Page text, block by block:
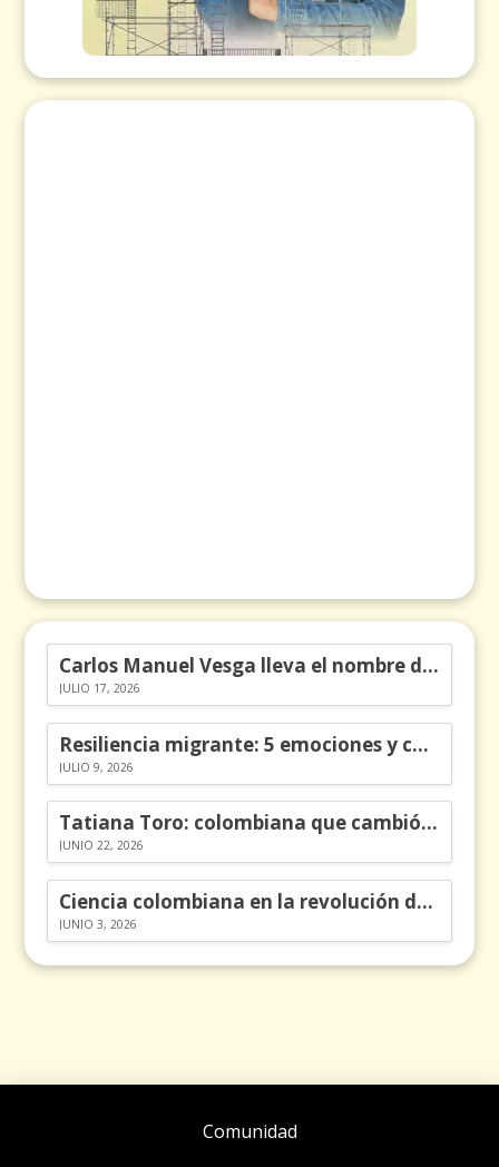
Carlos Manuel Vesga lleva el nombre de Colombia a los Emmy
JULIO 17, 2026
Resiliencia migrante: 5 emociones y cómo gestionarlas
JULIO 9, 2026
Tatiana Toro: colombiana que cambió la historia de las matemáticas
JUNIO 22, 2026
Ciencia colombiana en la revolución de los órganos en chips
JUNIO 3, 2026
Comunidad